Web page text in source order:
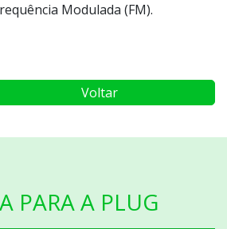
Modulada (FM).
Voltar
PARA A PLUG